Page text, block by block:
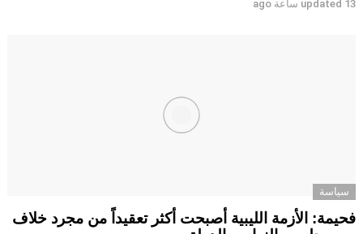
updated 13 ساعة ago
سياسة
فحيمة: الأزمة الليبية أصبحت أكثر تعقيداً من مجرد خلاف